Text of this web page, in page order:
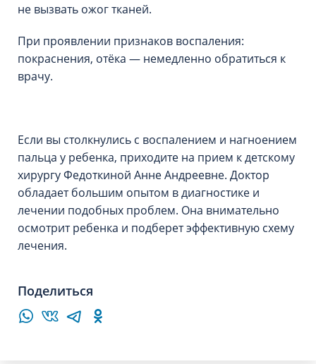
не вызвать ожог тканей.
При проявлении признаков воспаления:
покраснения, отёка — немедленно обратиться к
врачу.
Если вы столкнулись с воспалением и нагноением
пальца у ребенка, приходите на прием к детскому
хирургу Федоткиной Анне Андреевне. Доктор
обладает большим опытом в диагностике и
лечении подобных проблем. Она внимательно
осмотрит ребенка и подберет эффективную схему
лечения.
Поделиться